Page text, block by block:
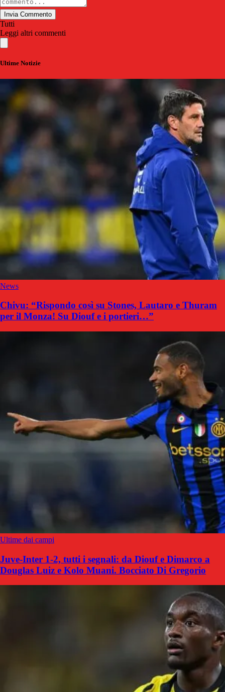
Invia Commento
Tutti
Leggi altri commenti
Ultime Notizie
News
Chivu: “Rispondo così su Stones, Lautaro e Thuram
per il Monza! Su Diouf e i portieri…”
Ultime dai campi
Juve-Inter 1-2, tutti i segnali: da Diouf e Dimarco a
Douglas Luiz e Kolo Muani. Bocciato Di Gregorio